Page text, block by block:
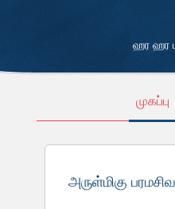
ஹர ஹர
முகப்பு
அருள்மிகு